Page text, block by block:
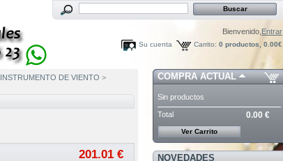
Bienvenido, Entrar
Carrito: 0 productos, 0.00€
Su cuenta
INSTRUMENTO DE VIENTO >
201.01 €
COMPRA ACTUAL
Sin productos
Total 0.00 €
Ver Carrito
NOVEDADES